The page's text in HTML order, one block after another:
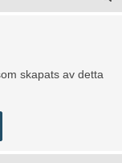
skapats av detta